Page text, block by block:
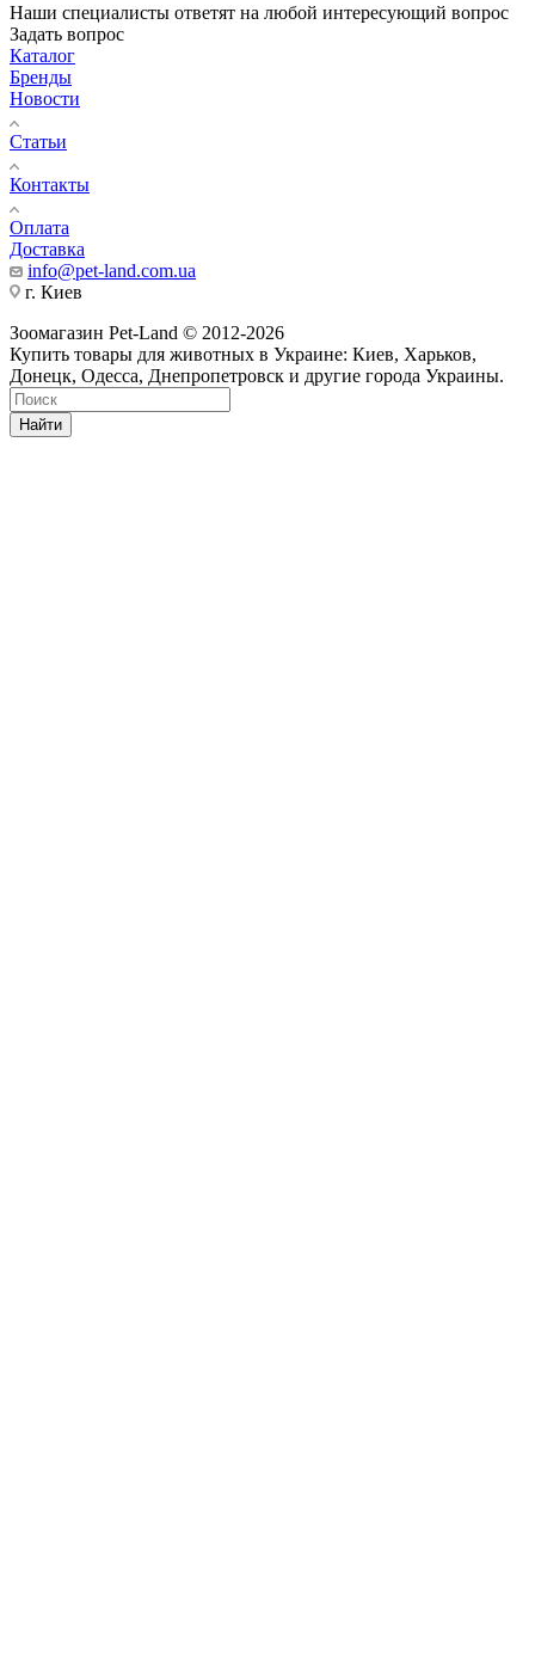
Наши специалисты ответят на любой интересующий вопрос
Задать вопрос
Каталог
Бренды
Новости
Статьи
Контакты
Оплата
Доставка
info@pet-land.com.ua
г. Киев
Зоомагазин Pet-Land © 2012-2026
Купить товары для животных в Украине: Киев, Харьков,
Донецк, Одесса, Днепропетровск и другие города Украины.
Найти